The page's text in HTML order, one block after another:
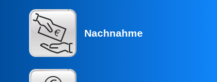
Nachnahme